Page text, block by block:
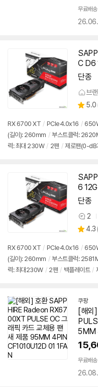
무료배송
26.06.
C D6
단종
브
별
점
5.0
RX 6700 XT / PCIe4.0x16 /
(길이): 260mm / 부스트클럭:
력: 최대 230W / 2팬 / 제로팬(0-dB
6
단종
상
품
견
2
별
점
4.3 (
RX 6700 XT / PCIe4.0x16 /
(길이): 260mm / 부스트클럭:
력: 최대230W / 2팬 / 백플레이트 /
쿠팡
[해외
5MM
무료배송
26.08.